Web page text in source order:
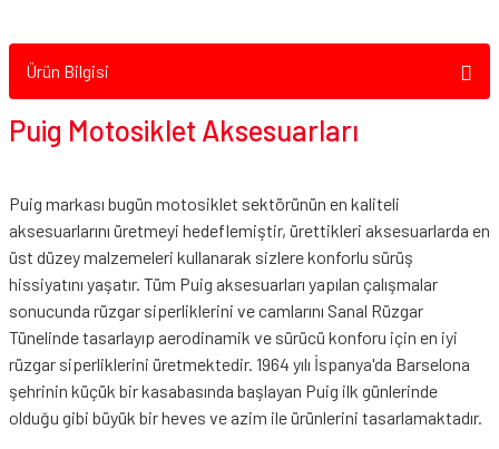
Ürün Bilgisi
Puig Motosiklet Aksesuarları
Puig markası bugün motosiklet sektörünün en kaliteli
aksesuarlarını üretmeyi hedeflemiştir, ürettikleri aksesuarlarda en
üst düzey malzemeleri kullanarak sizlere konforlu sürüş
hissiyatını yaşatır. Tüm Puig aksesuarları yapılan çalışmalar
sonucunda rüzgar siperliklerini ve camlarını Sanal Rüzgar
Tünelinde tasarlayıp aerodinamik ve sürücü konforu için en iyi
rüzgar siperliklerini üretmektedir. 1964 yılı İspanya'da Barselona
şehrinin küçük bir kasabasında başlayan Puig ilk günlerinde
olduğu gibi büyük bir heves ve azim ile ürünlerini tasarlamaktadır.